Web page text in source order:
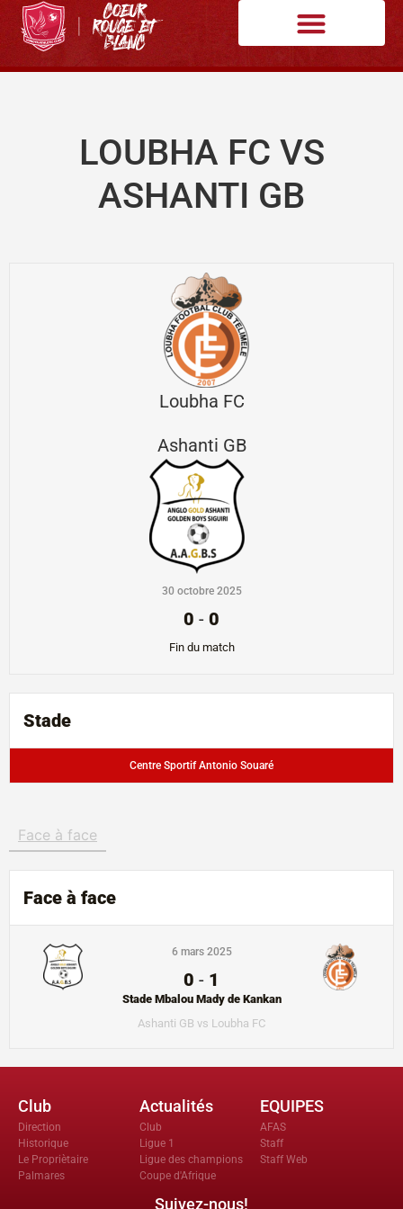
LOUBHA FC VS
ASHANTI GB
Loubha FC
Ashanti GB
30 octobre 2025
0 - 0
Fin du match
Stade
Centre Sportif Antonio Souaré
Face à face
Face à face
6 mars 2025
0 - 1
Stade Mbalou Mady de Kankan
Ashanti GB vs Loubha FC
Club
Direction
Historique
Le Propriètaire
Palmares
Actualités
Club
Ligue 1
Ligue des champions
Coupe d'Afrique
EQUIPES
AFAS
Staff
Staff Web
Suivez-nous!